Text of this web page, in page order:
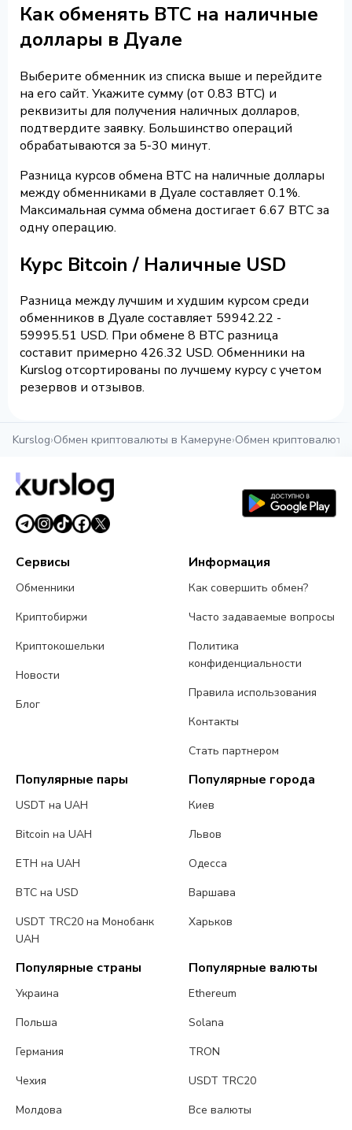
Как обменять BTC на наличные
доллары в Дуале
Выберите обменник из списка выше и перейдите
на его сайт. Укажите сумму (от 0.83 BTC) и
реквизиты для получения наличных долларов,
подтвердите заявку. Большинство операций
обрабатываются за 5-30 минут.
Разница курсов обмена BTC на наличные доллары
между обменниками в Дуале составляет 0.1%.
Максимальная сумма обмена достигает 6.67 BTC за
одну операцию.
Курс Bitcoin / Наличные USD
Разница между лучшим и худшим курсом среди
обменников в Дуале составляет 59942.22 -
59995.51 USD. При обмене 8 BTC разница
составит примерно 426.32 USD. Обменники на
Kurslog отсортированы по лучшему курсу с учетом
резервов и отзывов.
Kurslog›Обмен криптовалюты в Камеруне›Обмен
Сервисы
Обменники
Криптобиржи
Криптокошельки
Новости
Блог
Информация
Как совершить обмен?
Часто задаваемые вопросы
Политика
конфиденциальности
Правила использования
Контакты
Стать партнером
Популярные пары
USDT на UAH
Bitcoin на UAH
ETH на UAH
BTC на USD
USDT TRC20 на Монобанк
UAH
Популярные города
Киев
Львов
Одесса
Варшава
Харьков
Популярные страны
Украина
Польша
Германия
Чехия
Молдова
Популярные валюты
Ethereum
Solana
TRON
USDT TRC20
Все валюты